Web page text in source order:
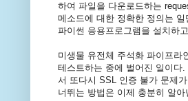
하여 파일을 다운로드하는
메소드에 대한 정확한 정의는
파이썬 응용프로그램을 설치하
미생물 유전체 주석화 파이프라
테스트하는 중에 벌어진 일이다
서 또다시 SSL 인증 불가 문제
너뛰는 방법은 이제 충분히 알